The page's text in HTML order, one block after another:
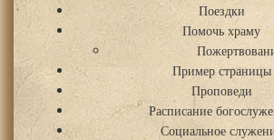
Поездки
Помочь храму
Пример страницы
Проповеди
Расписание
Социальное